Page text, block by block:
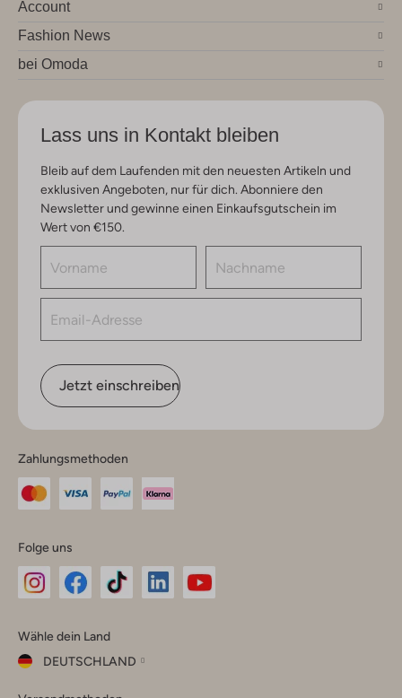
Account
Fashion News
bei Omoda
Lass uns in Kontakt bleiben
Bleib auf dem Laufenden mit den neuesten Artikeln und
exklusiven Angeboten, nur für dich. Abonniere den
Newsletter und gewinne einen Einkaufsgutschein im
Wert von €150.
Jetzt einschreiben
Zahlungsmethoden
Folge uns
Instagram
Facebook
TikTok
Wähle dein Land
DEUTSCHLAND